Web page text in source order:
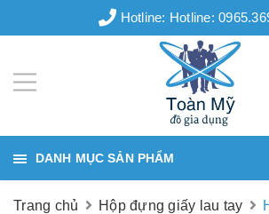
Hotline: Hotline:
DANH MỤC SẢN PHẨM
Trang chủ Hộp đựng giấy lau tay